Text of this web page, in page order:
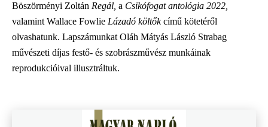
Böszörményi Zoltán Regál, a Csikófogat antológia 2022,
valamint Wallace Fowlie Lázadó költőkcímű kötetéről
olvashatunk. Lapszámunkat Oláh Mátyás László Strabag
művészeti díjas festő- és szobrászművész munkáinak
reprodukcióival illusztráltuk.